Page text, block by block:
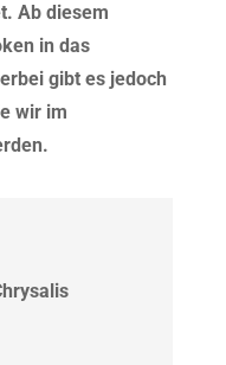
Ab diesem
in das
gibt es jedoch
wir im